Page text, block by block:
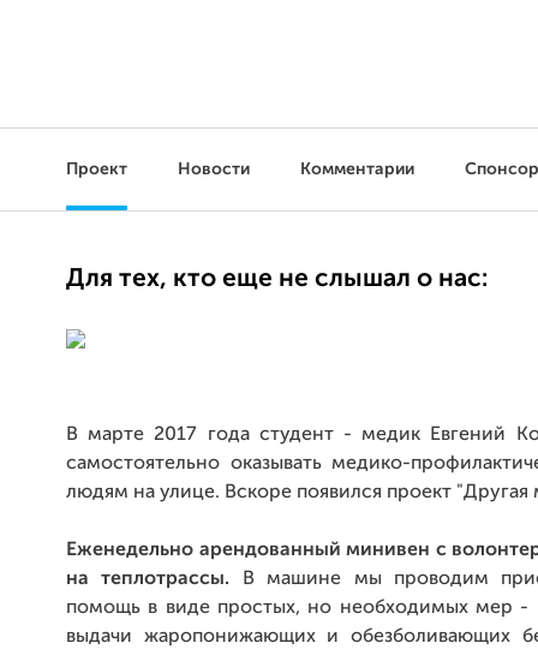
Проект Новости Комментарии
Для тех, кто еще не слышал о нас:
В марте 2017 года студент - медик Евгений
самостоятельно оказывать медико-
людям на улице. Вскоре появился проект "Другая
Еженедельно арендованныйминивен с
на теплотрассы.
В машине мы проводим
помощь в виде простых, но необходимых мер -
выдачи жаропонижающих и обезболивающих